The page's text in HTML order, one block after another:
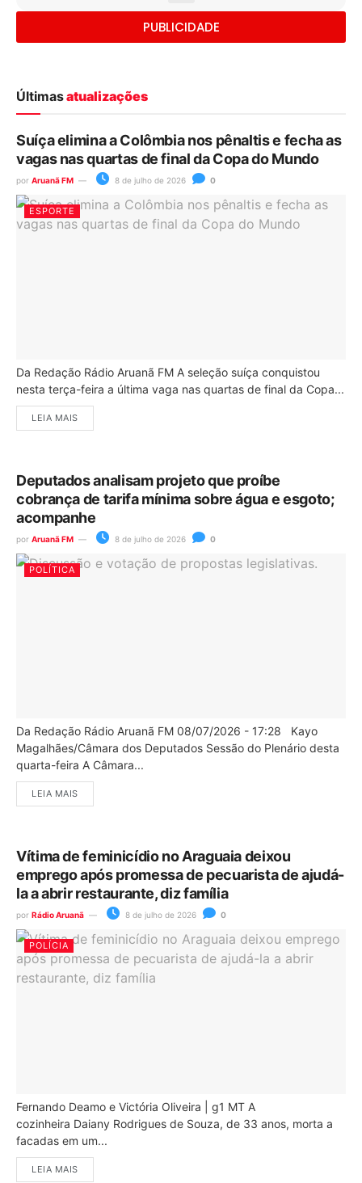
PUBLICIDADE
Últimasatualizações
Suíça elimina a Colômbia nos pênaltis e fecha as
vagas nas quartas de final da Copa do Mundo
por Aruanã FM 8 de julho de 2026 0
ESPORTE
Da Redação Rádio Aruanã FM A seleção suíça conquistou
nesta terça-feira a última vaga nas quartas de final da Copa...
LEIA MAIS
Deputados analisam projeto que proíbe
cobrança de tarifa mínima sobre água e esgoto;
acompanhe
por Aruanã FM 8 de julho de 2026 0
POLÍTICA
Da Redação Rádio Aruanã FM 08/07/2026 - 17:28 Kayo
Magalhães/Câmara dos Deputados Sessão do Plenário desta
quarta-feira A Câmara...
LEIA MAIS
Vítima de feminicídio no Araguaia deixou
emprego após promessa de pecuarista de ajudá-
la a abrir restaurante, diz família
por Rádio Aruanã 8 de julho de 2026 0
POLÍCIA
Fernando Deamo e Victória Oliveira | g1 MT A
cozinheira Daiany Rodrigues de Souza, de 33 anos, morta a
facadas em um...
LEIA MAIS